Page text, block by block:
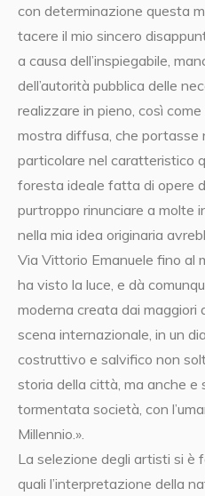
con determinazione questa
tacere il mio sincero
a causa dell’inspiegabile,
dell’autorità pubblica delle
realizzare in pieno, così
mostra diffusa, che portasse
particolare nel caratteristico
foresta ideale fatta di opere
purtroppo rinunciare a molte
nella mia idea originaria
Via Vittorio Emanuele fino al
ha visto la luce, e dà
moderna creata dai maggiori
scena internazionale, in un
costruttivo e salvifico non
storia della città, ma anche
tormentata società, con
Millennio.».
La selezione degli artisti si è
quali l’interpretazione della